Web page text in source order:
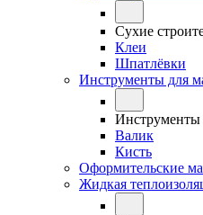
Сухие
Клеи
Шпатлёвки
Инструменты для
Инструменты
Валик
Кисть
Оформительские
Жидкая